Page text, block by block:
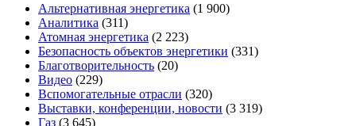
Альтернативная энергетика (1 900)
Аналитика (311)
Атомная энергетика (2 223)
Безопасность объектов энергетики (331)
Благотворительность (20)
Видео (229)
Вспомогательные отрасли (320)
Выставки, конференции, новости (3 319)
Газ (3 645)